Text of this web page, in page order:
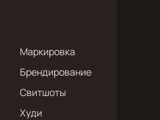
Маркировка
Брендирование
Свитшоты
Худи